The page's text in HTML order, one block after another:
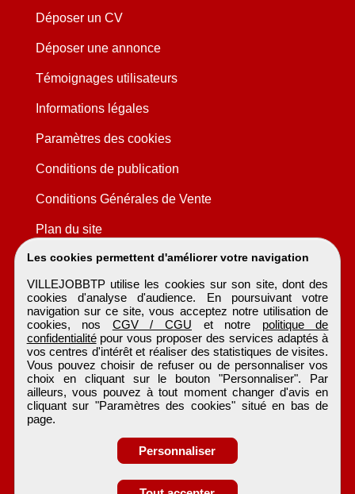
Obtenir ses
Les cookies permettent d'améliorer votre navigation
VILLEJOBBTP utilise les cookies sur son site, dont des
cookies d'analyse d'audience. En poursuivant votre
navigation sur ce site, vous acceptez notre utilisation de
cookies, nos CGV / CGU et notre politique de
confidentialitépour vous proposer des services adaptés à
vos centres d'intérêt et réaliser des statistiques de visites.
Vous pouvez choisir de refuser ou de personnaliser vos
choix en cliquant sur le bouton "Personnaliser". Par
ailleurs, vous pouvez à tout moment changer d'avis en
cliquant sur "Paramètres des cookies" situé en bas de
page.
Personnaliser
Déposer un CV
Déposer une annonce
Témoignages utilisateurs
Informations légales
Paramètres des cookies
Conditions de publication
Conditions Générales de Vente
Plan du site